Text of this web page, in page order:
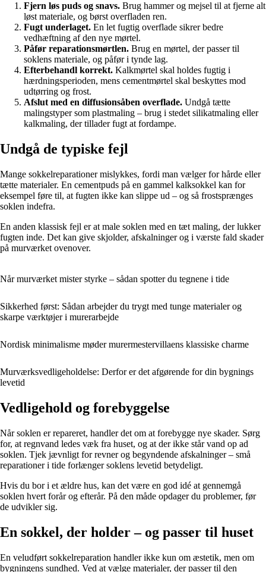
Fjern løs puds og snavs. Brug hammer og mejsel til at fjerne alt
løst materiale, og børst overfladen ren.
Fugt underlaget. En let fugtig overflade sikrer bedre
vedhæftning af den nye mørtel.
Påfør reparationsmørtlen. Brug en mørtel, der passer til
soklens materiale, og påfør i tynde lag.
Efterbehandl korrekt. Kalkmørtel skal holdes fugtig i
hærdningsperioden, mens cementmørtel skal beskyttes mod
udtørring og frost.
Afslut med en diffusionsåben overflade. Undgå tætte
malingstyper som plastmaling – brug i stedet silikatmaling eller
kalkmaling, der tillader fugt at fordampe.
Undgå de typiske fejl
Mange sokkelreparationer mislykkes, fordi man vælger for hårde eller
tætte materialer. En cementpuds på en gammel kalksokkel kan for
eksempel føre til, at fugten ikke kan slippe ud – og så frostsprænges
soklen indefra.
En anden klassisk fejl er at male soklen med en tæt maling, der lukker
fugten inde. Det kan give skjolder, afskalninger og i værste fald skader
på murværket ovenover.
Når murværket mister styrke – sådan spotter du tegnene i tide
Sikkerhed først: Sådan arbejder du trygt med tunge materialer og
skarpe værktøjer i murerarbejde
Nordisk minimalisme møder murermestervillaens klassiske charme
Murværksvedligeholdelse: Derfor er det afgørende for din bygnings
levetid
Vedligehold og forebyggelse
Når soklen er repareret, handler det om at forebygge nye skader. Sørg
for, at regnvand ledes væk fra huset, og at der ikke står vand op ad
soklen. Tjek jævnligt for revner og begyndende afskalninger – små
reparationer i tide forlænger soklens levetid betydeligt.
Hvis du bor i et ældre hus, kan det være en god idé at gennemgå
soklen hvert forår og efterår. På den måde opdager du problemer, før
de udvikler sig.
En sokkel, der holder – og passer til huset
En veludført sokkelreparation handler ikke kun om æstetik, men om
bygningens sundhed. Ved at vælge materialer, der passer til den